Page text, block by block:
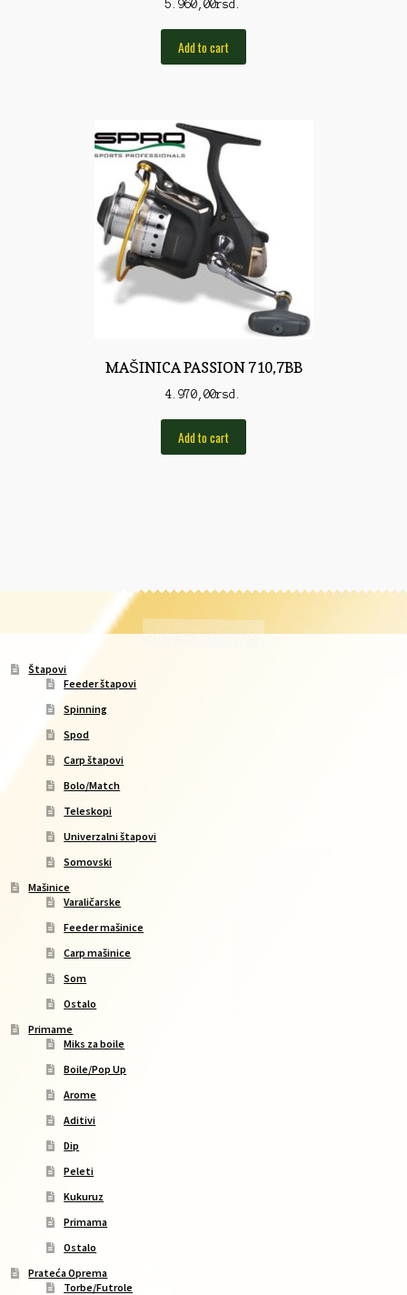
5.960,00rsd.
Add to cart
MAŠINICA PASSION 710,7BB
4.970,00rsd.
Add to cart
Štapovi
Feeder štapovi
Spinning
Spod
Carp štapovi
Bolo/Match
Teleskopi
Univerzalni štapovi
Somovski
Mašinice
Varaličarske
Feeder mašinice
Carp mašinice
Som
Ostalo
Primame
Miks za boile
Boile/Pop Up
Arome
Aditivi
Dip
Peleti
Kukuruz
Primama
Ostalo
Prateća Oprema
Torbe/Futrole